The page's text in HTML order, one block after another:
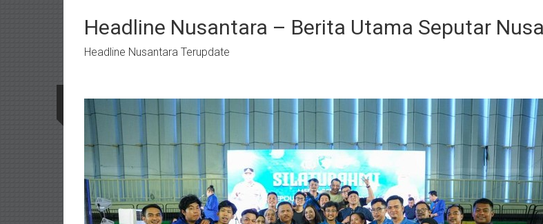
kontenHeadline Nusantara – Berita Utama Seputar
Headline Nusantara Terupdate